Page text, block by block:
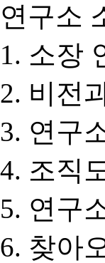
연구소
소장
비전
연구
조직
연구
찾아